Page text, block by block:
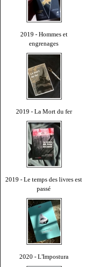
2019 - Hommes et
engrenages
2019 - La Mort du fer
2019 - Le temps des livres est
passé
2020 - L'Impostura